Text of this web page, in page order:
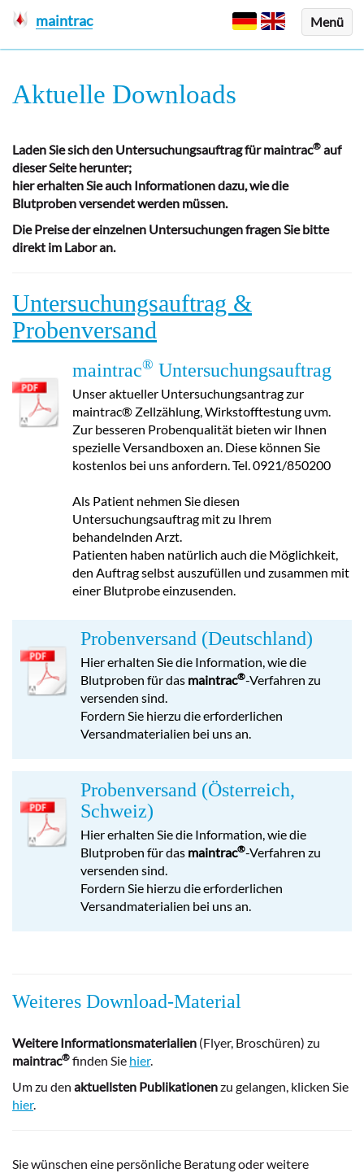
Menü
maintrac
Aktuelle Downloads
Laden Sie sich den Untersuchungsauftrag für maintrac® auf
dieser Seite herunter;
hier erhalten Sie auch Informationen dazu, wie die
Blutproben versendet werden müssen.
Die Preise der einzelnen Untersuchungen fragen Sie bitte
direkt im Labor an.
Untersuchungsauftrag &
Probenversand
maintrac® Untersuchungsauftrag
Unser aktueller Untersuchungsantrag zur
maintrac® Zellzählung, Wirkstofftestung uvm.
Zur besseren Probenqualität bieten wir Ihnen
spezielle Versandboxen an. Diese können Sie
kostenlos bei uns anfordern. Tel. 0921/850200
Als Patient nehmen Sie diesen
Untersuchungsauftrag mit zu Ihrem
behandelnden Arzt.
Patienten haben natürlich auch die Möglichkeit,
den Auftrag selbst auszufüllen und zusammen mit
einer Blutprobe einzusenden.
Probenversand (Deutschland)
Hier erhalten Sie die Information, wie die
Blutproben für das maintrac®-Verfahren zu
versenden sind.
Fordern Sie hierzu die erforderlichen
Versandmaterialien bei uns an.
Probenversand (Österreich,
Schweiz)
Hier erhalten Sie die Information, wie die
Blutproben für das maintrac®-Verfahren zu
versenden sind.
Fordern Sie hierzu die erforderlichen
Versandmaterialien bei uns an.
Weiteres Download-Material
Weitere Informationsmaterialien (Flyer, Broschüren) zu
maintrac® finden Sie hier.
Um zu den aktuellsten Publikationenzu gelangen, klicken Sie
hier.
Sie wünschen eine persönliche Beratung oder weitere